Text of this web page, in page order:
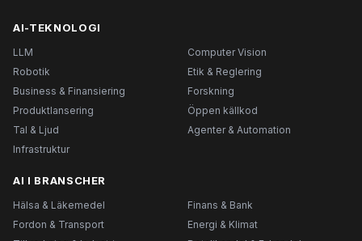
AI-TEKNOLOGI
LLM
Computer Vision
Robotik
Etik & Reglering
Business & Finansiering
Forskning
Produktlansering
Öppen källkod
Tal & Ljud
Agenter & Automation
Infrastruktur
AI I BRANSCHER
Hälsa & Läkemedel
Finans & Bank
Fordon & Transport
Energi & Klimat